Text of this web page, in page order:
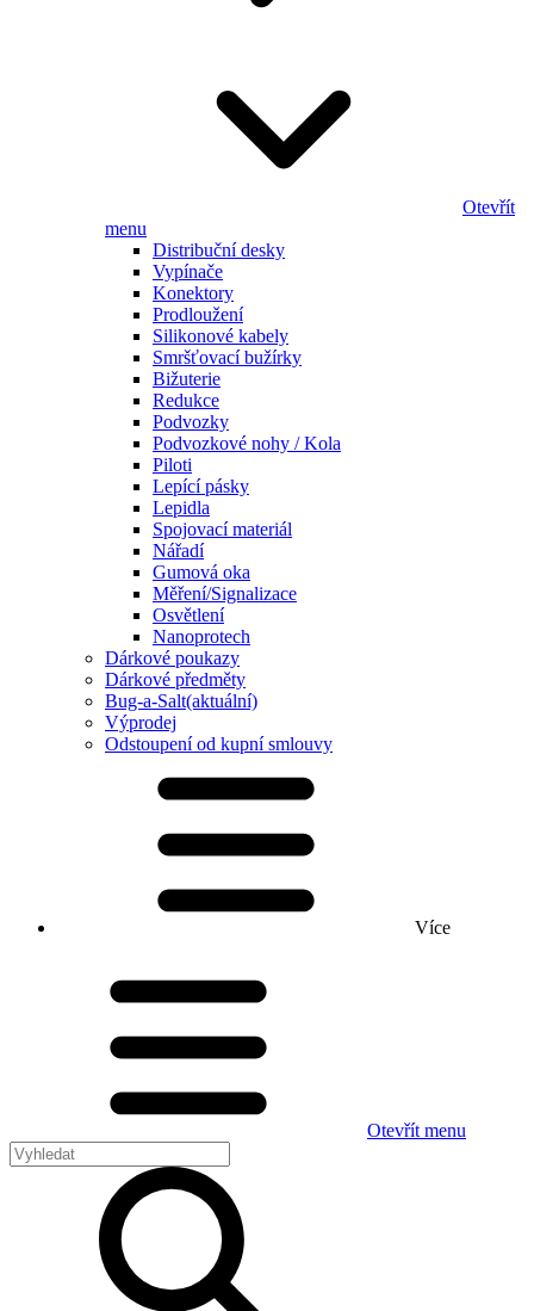
Otevřít
menu
Distribuční desky
Vypínače
Konektory
Prodloužení
Silikonové kabely
Smršťovací bužírky
Bižuterie
Redukce
Podvozky
Podvozkové nohy / Kola
Piloti
Lepící pásky
Lepidla
Spojovací materiál
Nářadí
Gumová oka
Měření/Signalizace
Osvětlení
Nanoprotech
Dárkové poukazy
Dárkové předměty
Bug-a-Salt(aktuální)
Výprodej
Odstoupení od kupní smlouvy
Více
Otevřít menu